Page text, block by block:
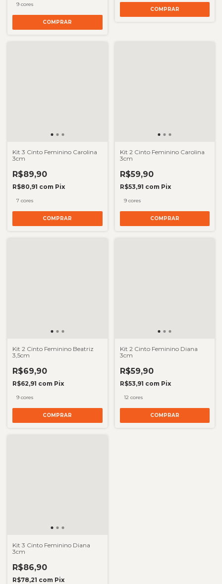
9 cores
COMPRAR
COMPRAR
Kit 3 Cinto Feminino Carolina
3cm
R$89,90
R$80,91 com Pix
7 cores
COMPRAR
Kit 2 Cinto Feminino Carolina
3cm
R$59,90
R$53,91 com Pix
9 cores
COMPRAR
Kit 2 Cinto Feminino Beatriz
3,5cm
R$69,90
R$62,91 com Pix
9 cores
COMPRAR
Kit 2 Cinto Feminino Diana
3cm
R$59,90
R$53,91 com Pix
12 cores
COMPRAR
Kit 3 Cinto Feminino Diana
3cm
R$86,90
R$78,21 com Pix